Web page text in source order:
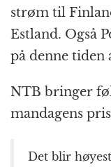
strøm til
Estland. Også
på denne tiden
NTB bringer
mandagens
Det blir